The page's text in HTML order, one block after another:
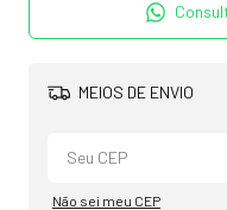
MEIOS DE ENVIO
Não sei meu CEP